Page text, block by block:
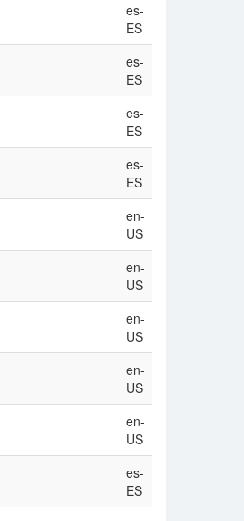
es-
ES
es-
ES
es-
ES
es-
ES
en-
US
en-
US
en-
US
en-
US
en-
US
es-
ES